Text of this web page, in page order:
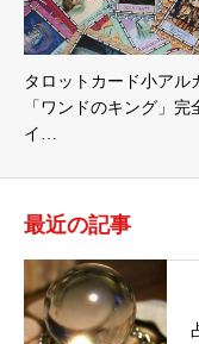
タロットカード小アル
「ワンドのキング」完
イ…
最近の記事